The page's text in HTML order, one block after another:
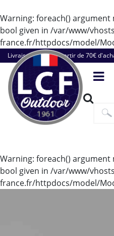
Warning: foreach()
bool given in /var/www/
france.fr/httpdocs/model/
Livraison offerte à partir de 70€
Warning: foreach()
bool given in /var/www/
france.fr/httpdocs/model/